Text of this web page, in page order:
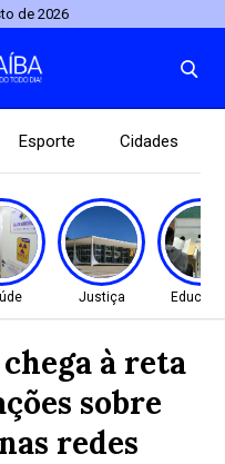
de 2026
Esporte Cidades
Justiça
à reta
sobre
redes